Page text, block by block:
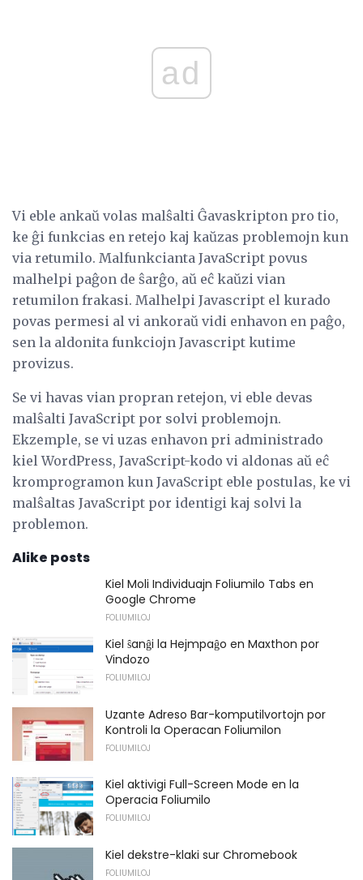
ad
Vi eble ankaŭ volas malŝalti Ĝavaskripton pro tio,
ke ĝi funkcias en retejo kaj kaŭzas problemojn kun
via retumilo. Malfunkcianta JavaScript povus
malhelpi paĝon de ŝarĝo, aŭ eĉ kaŭzi vian
retumilon frakasi. Malhelpi Javascript el kurado
povas permesi al vi ankoraŭ vidi enhavon en paĝo,
sen la aldonita funkciojn Javascript kutime
provizus.
Se vi havas vian propran retejon, vi eble devas
malŝalti JavaScript por solvi problemojn.
Ekzemple, se vi uzas enhavon pri administrado
kiel WordPress, JavaScript-kodo vi aldonas aŭ eĉ
kromprogramon kun JavaScript eble postulas, ke vi
malŝaltas JavaScript por identigi kaj solvi la
problemon.
Alike posts
Kiel Moli Individuajn Foliumilo Tabs en
Google Chrome
FOLIUMILOJ
Kiel ŝanĝi la Hejmpaĝo en Maxthon por
Vindozo
FOLIUMILOJ
Uzante Adreso Bar-komputilvortojn por
Kontroli la Operacan Foliumilon
FOLIUMILOJ
Kiel aktivigi Full-Screen Mode en la
Operacia Foliumilo
FOLIUMILOJ
Kiel dekstre-klaki sur Chromebook
FOLIUMILOJ